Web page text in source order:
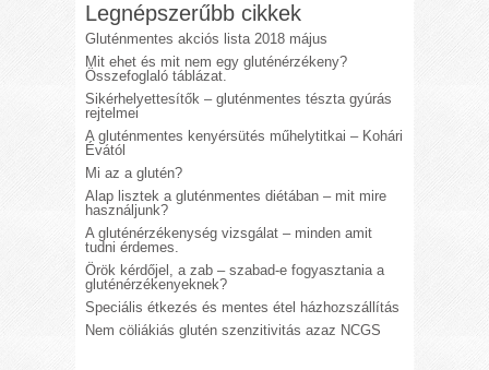
Legnépszerűbb cikkek
Gluténmentes akciós lista 2018 május
Mit ehet és mit nem egy gluténérzékeny?
Összefoglaló táblázat.
Sikérhelyettesítők – gluténmentes tészta gyúrás
rejtelmei
A gluténmentes kenyérsütés műhelytitkai – Kohári
Évától
Mi az a glutén?
Alap lisztek a gluténmentes diétában – mit mire
használjunk?
A gluténérzékenység vizsgálat – minden amit
tudni érdemes.
Örök kérdőjel, a zab – szabad-e fogyasztania a
gluténérzékenyeknek?
Speciális étkezés és mentes étel házhozszállítás
Nem cöliákiás glutén szenzitivitás azaz NCGS